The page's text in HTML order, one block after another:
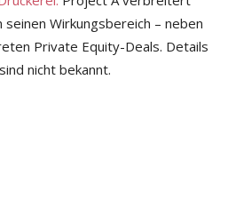
Wirkungsbereich – neben
Private Equity-Deals. Details
nicht bekannt.